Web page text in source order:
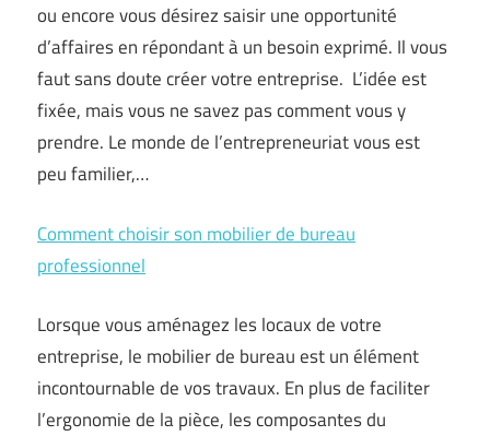
ou encore vous désirez saisir une opportunité
d’affaires en répondant à un besoin exprimé. Il vous
faut sans doute créer votre entreprise. L’idée est
fixée, mais vous ne savez pas comment vous y
prendre. Le monde de l’entrepreneuriat vous est
peu familier,…
Comment choisir son mobilier de bureau
professionnel
Lorsque vous aménagez les locaux de votre
entreprise, le mobilier de bureau est un élément
incontournable de vos travaux. En plus de faciliter
l’ergonomie de la pièce, les composantes du